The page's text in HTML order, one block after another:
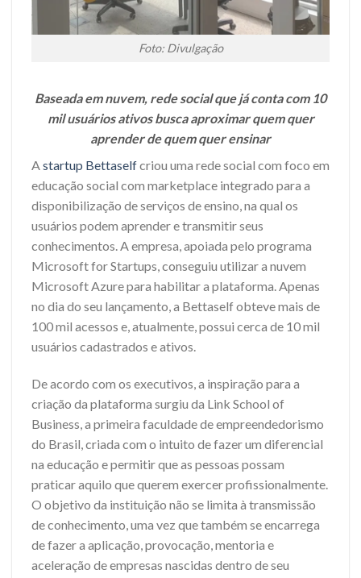
Foto: Divulgação
Baseada em nuvem, rede social que já conta com 10
mil usuários ativos busca aproximar quem quer
aprender de quem quer ensinar
Astartup Bettaselfcriou uma rede social com foco em
educação social com marketplace integrado para a
disponibilização de serviços de ensino, na qual os
usuários podem aprender e transmitir seus
conhecimentos. A empresa, apoiada pelo programa
Microsoft for Startups, conseguiu utilizar a nuvem
Microsoft Azure para habilitar a plataforma. Apenas
no dia do seu lançamento, a Bettaself obteve mais de
100 mil acessos e, atualmente, possui cerca de 10 mil
usuários cadastrados e ativos.
De acordo com os executivos, a inspiração para a
criação da plataforma surgiu da Link School of
Business, a primeira faculdade de empreendedorismo
do Brasil, criada com o intuito de fazer um diferencial
na educação e permitir que as pessoas possam
praticar aquilo que querem exercer profissionalmente.
O objetivo da instituição não se limita à transmissão
de conhecimento, uma vez que também se encarrega
de fazer a aplicação, provocação, mentoria e
aceleração de empresas nascidas dentro de seu